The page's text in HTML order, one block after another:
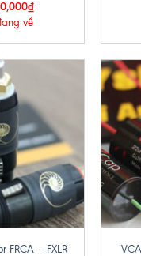
₫
về
FRCA – FXLR